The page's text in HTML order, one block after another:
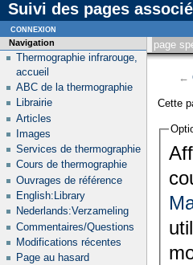
Suivi des pages
page
←
Cette
Navigation
Thermographie infrarouge,
accueil
ABC de la thermographie
Librairie
Articles
Images
Services de thermographie
Cours de thermographie
Ouvrages de référence
English:Library
Nederlands:Verzameling
Commentaires/Questions
Modifications récentes
Page au hasard
connexion